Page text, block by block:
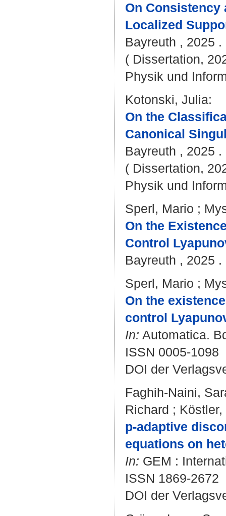
On Consistency
Localized
Bayreuth , 2025
( Dissertation,
Physik und
Kotonski, Julia:
On the
Canonical
Bayreuth , 2025
( Dissertation,
Physik und
Sperl, Mario ;
On the
Control
Bayreuth , 2025 .
Sperl, Mario ;
On the
control
In: Automatica.
ISSN 0005-1098
DOI der
Faghih-Naini,
Richard ;
p-adaptive
equations on
In: GEM :
ISSN 1869-2672
DOI der